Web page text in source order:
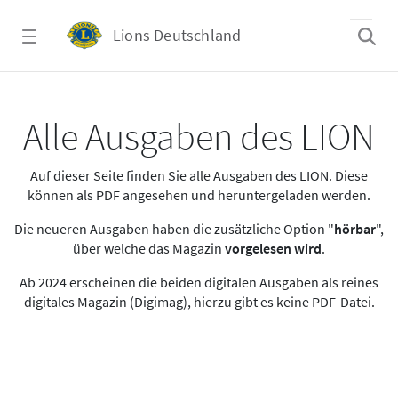
Lions Deutschland
Alle Ausgaben des LION
Auf dieser Seite finden Sie alle Ausgaben des LION. Diese
können als PDF angesehen und heruntergeladen werden.
Die neueren Ausgaben haben die zusätzliche Option "hörbar",
über welche das Magazin vorgelesen wird.
Ab 2024 erscheinen die beiden digitalen Ausgaben als reines
digitales Magazin (Digimag), hierzu gibt es keine PDF-Datei.